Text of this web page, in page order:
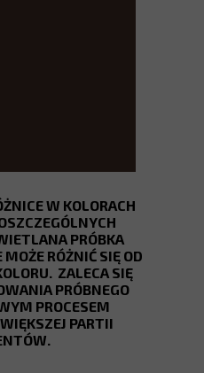
W KOLORACH
PRÓBKA
RÓŻNIĆ SIĘ OD
ZALECA SIĘ
PRÓBNEGO
PROCESEM
PARTII